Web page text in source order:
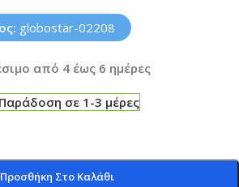
globostar-02208
από 4 έως 6 ημέρες
σε 1-3 μέρες
Προσθήκη Στο Καλάθι